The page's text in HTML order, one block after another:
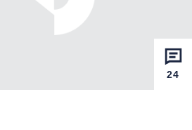
24